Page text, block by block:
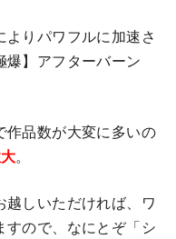
りパワフルに加速さ
】アフターバーン
品数が大変に多いの
。
しいただければ、ワ
すので、なにとぞ「シ